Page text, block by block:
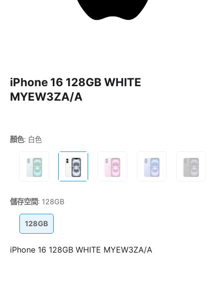
iPhone 16 128GB WHITE
MYEW3ZA/A
顏色: 白色
儲存空間: 128GB
128GB
iPhone 16 128GB WHITE MYEW3ZA/A